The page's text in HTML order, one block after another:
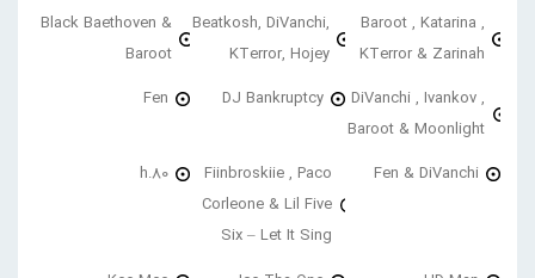
Baroot , Katarina ,
KTerror & Zarinah
Beatkosh, DiVanchi,
KTerror, Hojey
Black Baethoven &
Baroot
DiVanchi , Ivankov ,
Baroot & Moonlight
DJ Bankruptcy
Fen
Fen & DiVanchi
Fiinbroskiie , Paco
Corleone & Lil Five
Six – Let It Sing
h.80